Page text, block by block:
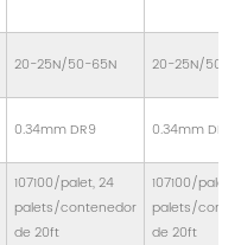
20-25N/50-65N 20-25N/50-
0.34mm DR9 0.34mm DR9
107100/palet, 24
palets/contenedor
de 20ft
107100/palet,
palets/
de 20ft